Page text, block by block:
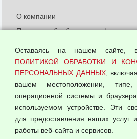
© 2026 ООО "Феникс"
О компании
Политика обработки и
Согласием на обработку
Оферта оптовой купли-продажи
Публичная оферта
Оставаясь на нашем сайте,
ПОЛИТИКОЙ ОБРАБОТКИ И
ПЕРСОНАЛЬНЫХ ДАННЫХ,
вашем местоположении,
операционной системы и
используемом устройстве. Эти
для предоставления наших услуг
работы веб-сайта и сервисов.